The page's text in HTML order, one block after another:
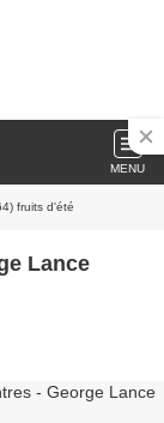
MENU
fruits d'été